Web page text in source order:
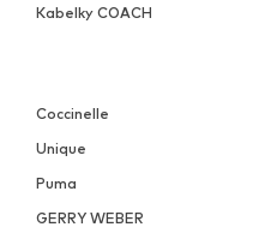
Kabelky COACH
Coccinelle
Unique
Puma
GERRY WEBER